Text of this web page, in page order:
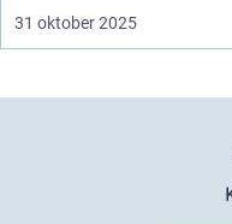
31 oktober 2025